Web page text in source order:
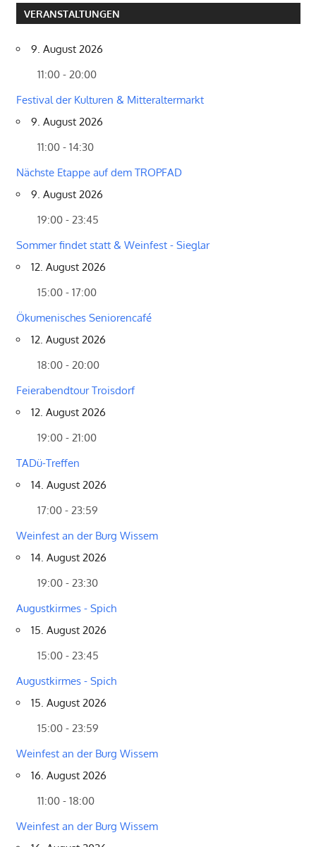
VERANSTALTUNGEN
9. August 2026
11:00 - 20:00
Festival der Kulturen & Mitteraltermarkt
9. August 2026
11:00 - 14:30
Nächste Etappe auf dem TROPFAD
9. August 2026
19:00 - 23:45
Sommer findet statt & Weinfest - Sieglar
12. August 2026
15:00 - 17:00
Ökumenisches Seniorencafé
12. August 2026
18:00 - 20:00
Feierabendtour Troisdorf
12. August 2026
19:00 - 21:00
TADü-Treffen
14. August 2026
17:00 - 23:59
Weinfest an der Burg Wissem
14. August 2026
19:00 - 23:30
Augustkirmes - Spich
15. August 2026
15:00 - 23:45
Augustkirmes - Spich
15. August 2026
15:00 - 23:59
Weinfest an der Burg Wissem
16. August 2026
11:00 - 18:00
Weinfest an der Burg Wissem